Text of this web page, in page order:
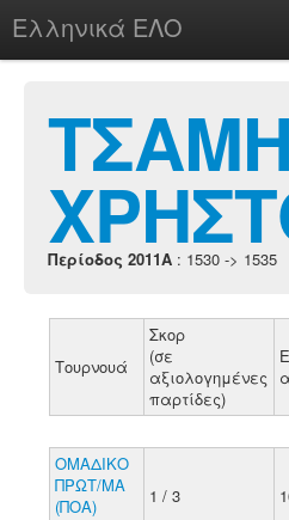
Ελληνικά ΕΛΟ
chesstu.be @ discord
Login
Περίοδος 2011A : 1530 -> 1535
Τουρνουά
Σκορ
(σε
αξιολογημένες
παρτίδες)
ΟΜΑΔΙΚΟ
ΠΡΩΤ/ΜΑ
(ΠΟΑ)
1 / 3